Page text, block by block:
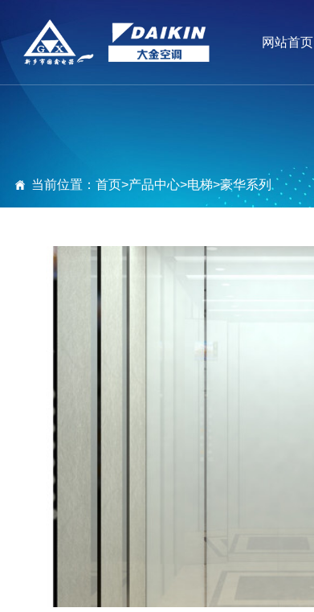
网站首页
当前位置： 首页>产品中心>电梯>豪华系列